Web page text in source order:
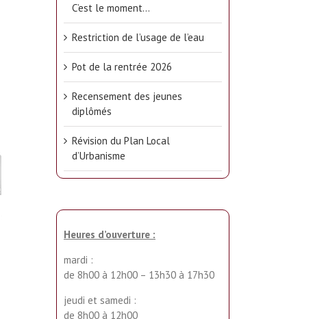
C’est le moment…
Restriction de l’usage de l’eau
Pot de la rentrée 2026
Recensement des jeunes
diplômés
Révision du Plan Local
d’Urbanisme
Heures d’ouverture :
mardi :
de 8h00 à 12h00 – 13h30 à 17h30
jeudi et samedi :
de 8h00 à 12h00